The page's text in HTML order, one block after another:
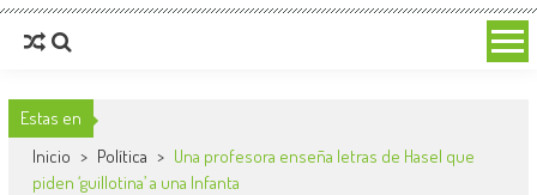
Estas en
Inicio > Política > Una profesora enseña letras de Hasel que
piden ‘guillotina’ a una Infanta